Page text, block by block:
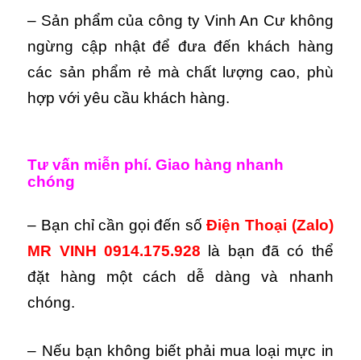
– Sản phẩm của công ty Vinh An Cư không
ngừng cập nhật để đưa đến khách hàng
các sản phẩm rẻ mà chất lượng cao, phù
hợp với yêu cầu khách hàng.
Tư vấn miễn phí. Giao hàng nhanh
chóng
– Bạn chỉ cần gọi đến sốĐiện Thoại (Zalo)
MR VINH 0914.175.928 là bạn đã có thể
đặt hàng một cách dễ dàng và nhanh
chóng.
– Nếu bạn không biết phải mua loại mực in